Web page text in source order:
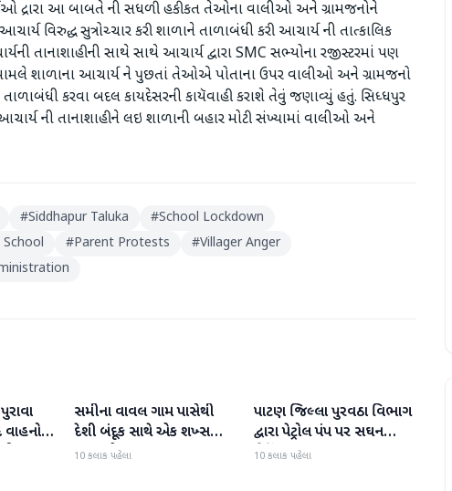
દ્રારા આ બાબતે ની સધળી હકીકત તેઓના વાલીઓ અને ગ્રામજનોને
વિરુદ્ધ સુત્રોચ્ચાર કરી શાળાને તાળાબંધી કરી આચાર્ય ની તાત્કાલિક
તાનાશાહીની સાથે સાથે આચાર્ય દ્વારા SMC સભ્યોના રજીસ્ટરમાં પણ
શાળાના આચાર્ય ને પુછતાં તેઓએ પોતાના ઉપર વાલીઓ અને ગ્રામજનો
તાળાબંધી કરવા બદલ કાયદેસરની કાયૅવાહી કરાશે તેવું જણાવ્યું હતું. સિધ્ધપુર
ની તાનાશાહીને લઇ શાળાની બહાર મોટી સંખ્યામાં વાલીઓ અને
#Siddhapur Taluka #School Lockdown
#Parent Protests #Villager Anger
પાટણ
સમીના વાવલ ગામ પાસેથી
દેશી બંદૂક સાથે એક શખ્સ
ઝડપાયો
10 કલાક પહેલા
પાટણ
પાટણ જિલ્લા પુરવઠા વિભાગ
દ્વારા પેટ્રોલ પંપ પર સઘન
ચેકિંગ સઘન હાથ ધરાયું
10 કલાક પહેલા